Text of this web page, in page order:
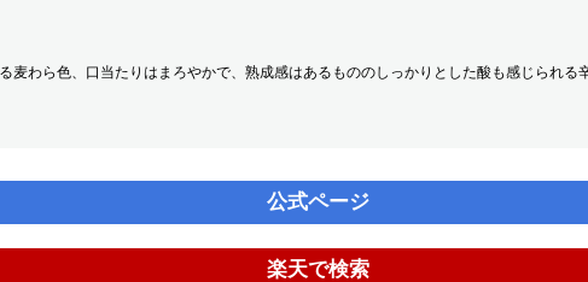
麦わら色、口当たりはまろやかで、熟成感はあるもののしっかりとした酸も感じられる
公式ページ
楽天で検索